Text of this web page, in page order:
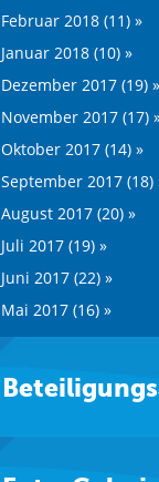
Februar 2018 (11) »
Januar 2018 (10) »
Dezember 2017 (19) »
November 2017 (17)
Oktober 2017 (14) »
September 2017 (18)
August 2017 (20) »
Juli 2017 (19) »
Juni 2017 (22) »
Mai 2017 (16) »